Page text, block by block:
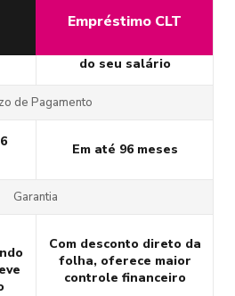
Empréstimo CLT
Muito mais baixas por
do seu salário
de Pagamento
Em até 96 meses
Garantia
Com desconto direto da
folha, oferece maior
controle financeiro